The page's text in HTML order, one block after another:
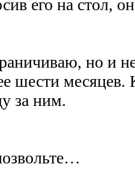
его на стол,
но и
шести месяцев.
за ним.